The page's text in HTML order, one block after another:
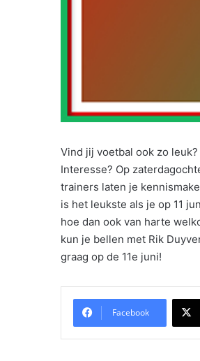
Vind jij voetbal ook zo
Interesse? Op
trainers laten je
is het leukste als je op 11
hoe dan ook van harte
kun je bellen met Rik
graag op de 11e juni!
Facebook